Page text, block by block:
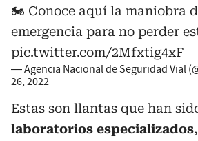
🏍️ Conoce aquí la maniobra
emergencia para no perder
pic.twitter.com/2Mfxtig4xF
— Agencia Nacional de Seguridad Vial
26, 2022
Estas son llantas que han
laboratorios especializados